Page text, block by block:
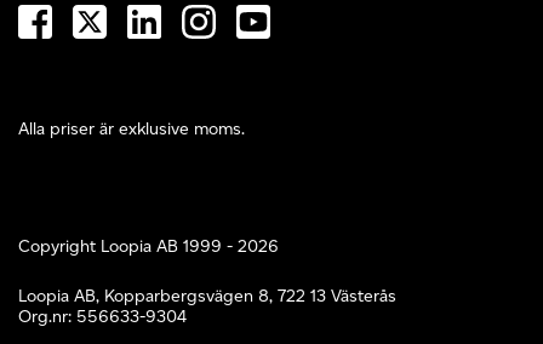
Alla priser är exklusive moms.
Copyright Loopia AB 1999 - 2026
Loopia AB, Kopparbergsvägen 8, 722 13 Västerås
Org.nr: 556633-9304